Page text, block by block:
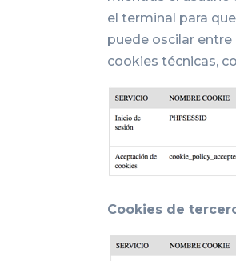
el terminal para
puede oscilar
cookies técnicas,
Cookies de